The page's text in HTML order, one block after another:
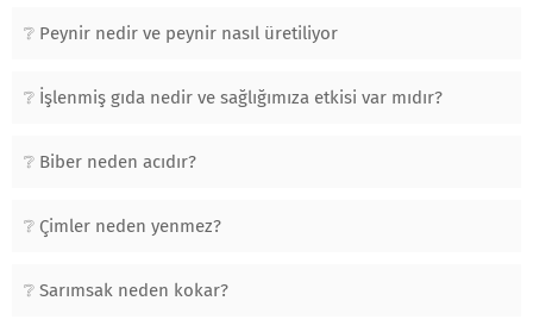
Peynir nedir ve peynir nasıl üretiliyor
İşlenmiş gıda nedir ve sağlığımıza etkisi var mıdır?
Biber neden acıdır?
Çimler neden yenmez?
Sarımsak neden kokar?